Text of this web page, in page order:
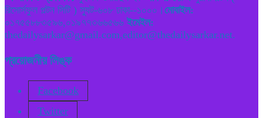
রিসোর্সফুল পল্টন সিটি ) স্যুট-৬০৮ ঢাকা--১০০০। মোবাইল:
০১৭৫৫৮৮৩৫৯৬,০১৯৭৭৩৬৬৫৬৬ ইমেইল:
thedailysarkar@gmail.com,editor@thedailysarkar.net.
প্রয়োজনীয় লিঙ্ক
Facebook
Twitter